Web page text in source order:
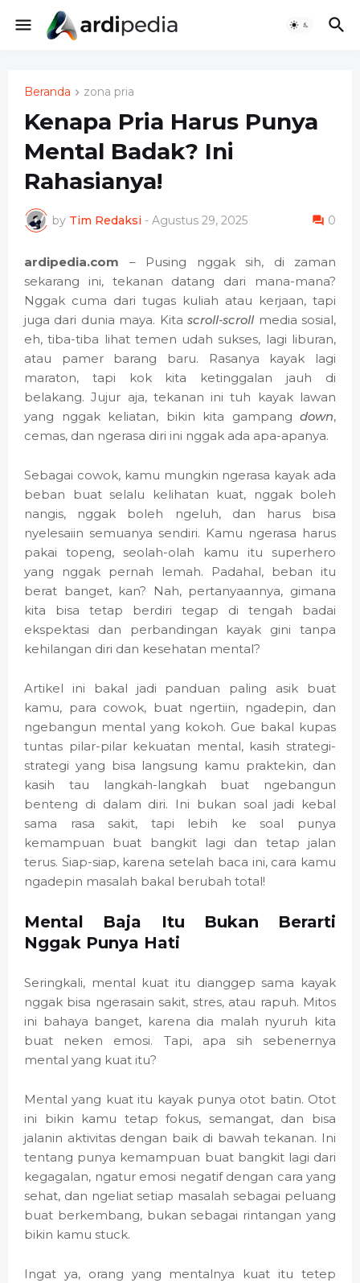
Beranda zona pria
Kenapa Pria Harus Punya
Mental Badak? Ini
Rahasianya!
by Tim Redaksi - Agustus 29, 2025 0
ardipedia.com – Pusing nggak sih, di zaman
sekarang ini, tekanan datang dari mana-mana?
Nggak cuma dari tugas kuliah atau kerjaan, tapi
juga dari dunia maya. Kitascroll-scrollmedia sosial,
eh, tiba-tiba lihat temen udah sukses, lagi liburan,
atau pamer barang baru. Rasanya kayak lagi
maraton, tapi kok kita ketinggalan jauh di
belakang. Jujur aja, tekanan ini tuh kayak lawan
yang nggak keliatan, bikin kita gampang down,
cemas, dan ngerasa diri ini nggak ada apa-apanya.
Sebagai cowok, kamu mungkin ngerasa kayak ada
beban buat selalu kelihatan kuat, nggak boleh
nangis, nggak boleh ngeluh, dan harus bisa
nyelesaiin semuanya sendiri. Kamu ngerasa harus
pakai topeng, seolah-olah kamu itu superhero
yang nggak pernah lemah. Padahal, beban itu
berat banget, kan? Nah, pertanyaannya, gimana
kita bisa tetap berdiri tegap di tengah badai
ekspektasi dan perbandingan kayak gini tanpa
kehilangan diri dan kesehatan mental?
Artikel ini bakal jadi panduan paling asik buat
kamu, para cowok, buat ngertiin, ngadepin, dan
ngebangun mental yang kokoh. Gue bakal kupas
tuntas pilar-pilar kekuatan mental, kasih strategi-
strategi yang bisa langsung kamu praktekin, dan
kasih tau langkah-langkah buat ngebangun
benteng di dalam diri. Ini bukan soal jadi kebal
sama rasa sakit, tapi lebih ke soal punya
kemampuan buat bangkit lagi dan tetap jalan
terus. Siap-siap, karena setelah baca ini, cara kamu
ngadepin masalah bakal berubah total!
Mental Baja Itu Bukan Berarti
Nggak Punya Hati
Seringkali, mental kuat itu dianggep sama kayak
nggak bisa ngerasain sakit, stres, atau rapuh. Mitos
ini bahaya banget, karena dia malah nyuruh kita
buat neken emosi. Tapi, apa sih sebenernya
mental yang kuat itu?
Mental yang kuat itu kayak punya otot batin. Otot
ini bikin kamu tetap fokus, semangat, dan bisa
jalanin aktivitas dengan baik di bawah tekanan. Ini
tentang punya kemampuan buat bangkit lagi dari
kegagalan, ngatur emosi negatif dengan cara yang
sehat, dan ngeliat setiap masalah sebagai peluang
buat berkembang, bukan sebagai rintangan yang
bikin kamu stuck.
Ingat ya, orang yang mentalnya kuat itu tetep